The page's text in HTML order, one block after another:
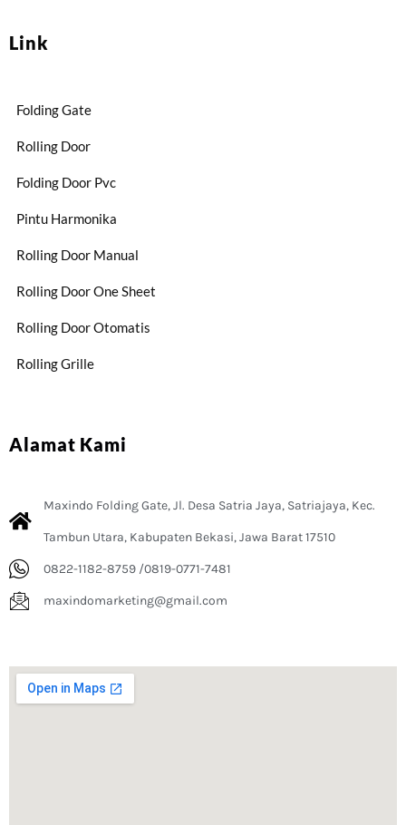
Link
Folding Gate
Rolling Door
Folding Door Pvc
Pintu Harmonika
Rolling Door Manual
Rolling Door One Sheet
Rolling Door Otomatis
Rolling Grille
Alamat Kami
Maxindo Folding Gate, Jl. Desa Satria Jaya, Satriajaya, Kec.
Tambun Utara, Kabupaten Bekasi, Jawa Barat 17510
0822-1182-8759 /0819-0771-7481
maxindomarketing@gmail.com